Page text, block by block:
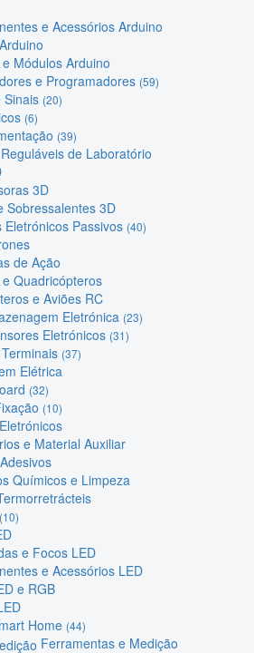
e Acessórios Arduino
Módulos Arduino
e Programadores (59)
Sinais (20)
(6)
(39)
de Laboratório
3D
Sobressalentes 3D
Passivos (40)
de Ação
Quadricópteros
e Aviões RC
Eletrónica (23)
Eletrónicos (31)
(37)
Elétrica
(32)
(10)
e Material Auxiliar
Químicos e Limpeza
(10)
e Focos LED
e Acessórios LED
e RGB
Home (44)
Ferramentas e Medição